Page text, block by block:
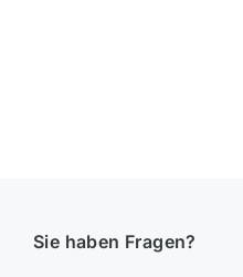
Sie haben Fragen?